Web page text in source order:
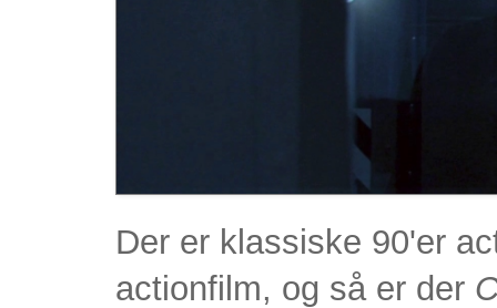
Der er klassiske 90'er
actionfilm, og så er der